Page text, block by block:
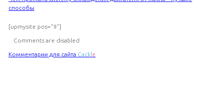
способы
[upmysite pos="9"]
Comments are disabled
Комментарии для сайта Cackl e